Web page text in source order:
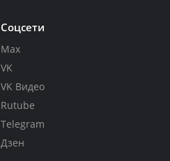
Соцсети
Max
VK
VK Видео
Rutube
Telegram
Дзен